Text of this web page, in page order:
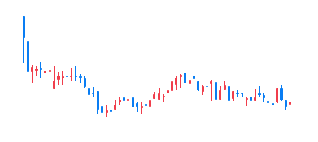
View as data table, Chart
The chart has 1 Y axis displaying values. Data ranges from 15.61